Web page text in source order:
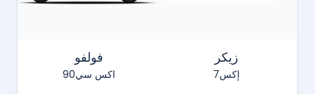
فولفو
اكس سي90
زيكر
7إكس